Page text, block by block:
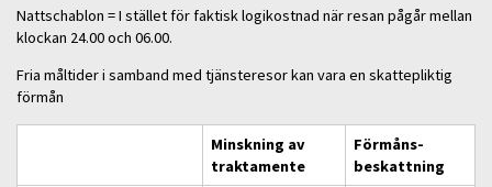
Nattschablon = I stället för faktisk logikostnad när resan pågår mellan
klockan 24.00 och 06.00.
Fria måltider i samband med tjänsteresor kan vara en skattepliktig
förmån
Minskning av
traktamente
Förmåns-
beskattning